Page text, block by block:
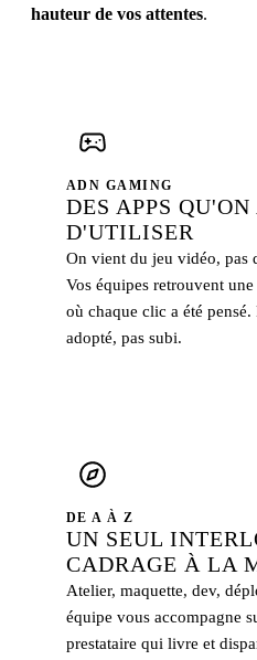
hauteur de vos attentes.
ADN GAMING
DES APPS
D'UTILISER
On vient du jeu vidéo, pas
Vos équipes retrouvent
où chaque clic a été
adopté, pas subi.
DE A À Z
UN SEUL
CADRAGE À LA
Atelier, maquette, dev,
équipe vous accompagne
prestataire qui livre et